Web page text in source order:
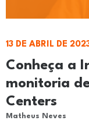
Conheça a
monitoria
Centers
Matheus Neves
13 DE ABRIL DE